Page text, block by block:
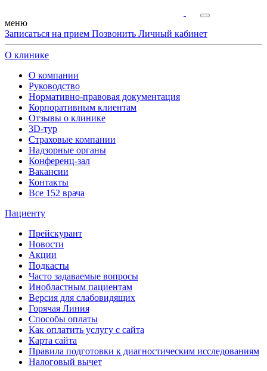
меню
Записаться на прием Позвонить Личный кабинет
О клинике
О компании
Руководство
Нормативно-правовая документация
Корпоративным клиентам
Отзывы о клинике
3D-тур
Страховые компании
Надзорные органы
Конференц-зал
Вакансии
Контакты
Все 152 врача
Пациенту
Прейскурант
Новости
Акции
Подкасты
Часто задаваемые вопросы
Инобластным пациентам
Версия для слабовидящих
Горячая Линия
Способы оплаты
Как оплатить услугу с сайта
Карта сайта
Правила подготовки к диагностическим исследованиям
Налоговый вычет